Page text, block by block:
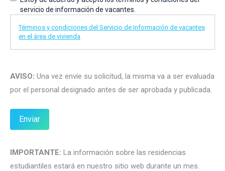
servicio de información de vacantes.
Términos y condiciones del Servicio de Información de vacantes
en el área de vivienda
AVISO: Una vez envíe su solicitud, la misma va a ser evaluada
por el personal designado antes de ser aprobada y publicada.
IMPORTANTE: La información sobre las residencias
estudiantiles estará en nuestro sitio web durante un mes.